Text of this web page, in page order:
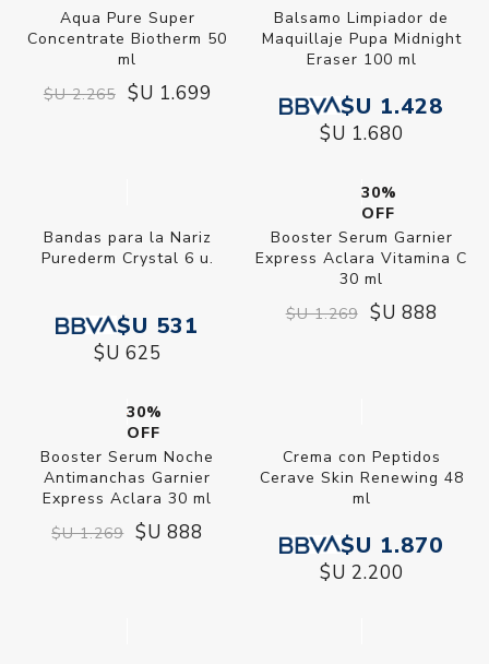
Aqua Pure Super
Concentrate Biotherm 50
ml
$U 2.265 $U 1.699
Balsamo Limpiador de
Maquillaje Pupa Midnight
Eraser 100 ml
$U 1.428
$U 1.680
Bandas para la Nariz
Purederm Crystal 6 u.
$U 531
$U 625
30%
OFF
Booster Serum Garnier
Express Aclara Vitamina C
30 ml
$U 1.269 $U 888
30%
OFF
Booster Serum Noche
Antimanchas Garnier
Express Aclara 30 ml
$U 1.269 $U 888
Crema con Peptidos
Cerave Skin Renewing 48
ml
$U 1.870
$U 2.200